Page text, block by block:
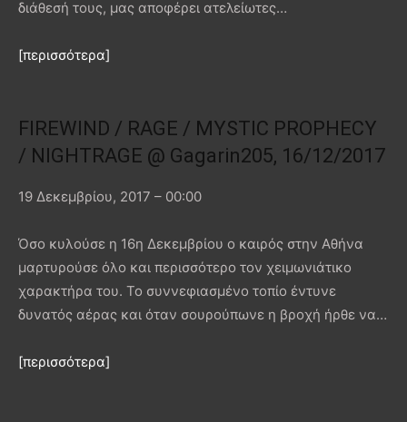
διάθεσή τους, μας αποφέρει ατελείωτες…
[περισσότερα]
FIREWIND / RAGE / MYSTIC PROPHECY
/ NIGHTRAGE @ Gagarin205, 16/12/2017
19 Δεκεμβρίου, 2017 – 00:00
Όσο κυλούσε η 16η Δεκεμβρίου ο καιρός στην Αθήνα
μαρτυρούσε όλο και περισσότερο τον χειμωνιάτικο
χαρακτήρα του. Το συννεφιασμένο τοπίο έντυνε
δυνατός αέρας και όταν σουρούπωνε η βροχή ήρθε να…
[περισσότερα]